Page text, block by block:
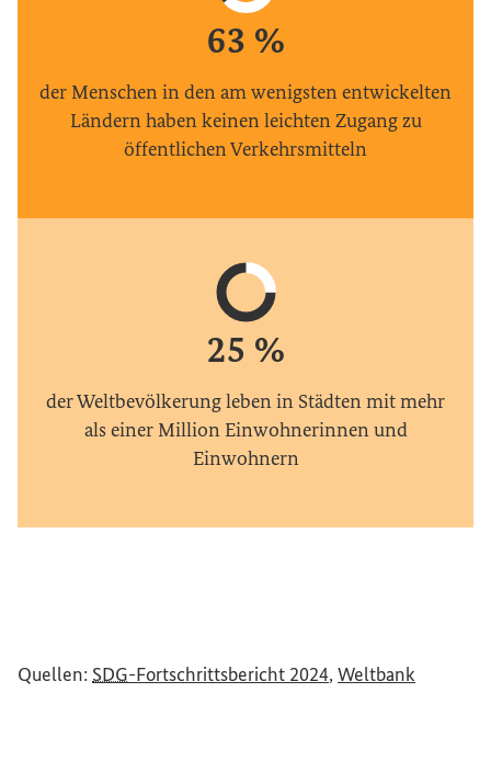
6
7
8
6
7
8
9
3
4
5
6
7
8
9
%
der Menschen in den am wenigsten entwickelten
Ländern haben keinen leichten Zugang zu
öffentlichen Verkehrsmitteln
63 %
der Menschen in den am
0
1
2
3
4
5
6
9
0
2
3
4
5
6
7
8
9
%
der Weltbevölkerung leben in Städten mit mehr
als einer Million Einwohnerinnen und
Einwohnern
25 %
der Weltbevölkerung leben
Quellen: SDG-Fortschrittsbericht 2024(Externer Link)
, Weltbank